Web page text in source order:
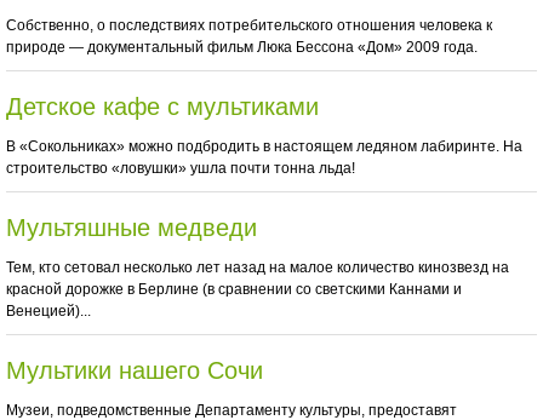
Собственно, о последствиях потребительского отношения человека к
природе — документальный фильм Люка Бессона «Дом» 2009 года.
Детское кафе с мультиками
В «Сокольниках» можно подбродить в настоящем ледяном лабиринте. На
строительство «ловушки» ушла почти тонна льда!
Мультяшные медведи
Тем, кто сетовал несколько лет назад на малое количество кинозвезд на
красной дорожке в Берлине (в сравнении со светскими Каннами и
Венецией)...
Мультики нашего Сочи
Музеи, подведомственные Департаменту культуры, предоставят